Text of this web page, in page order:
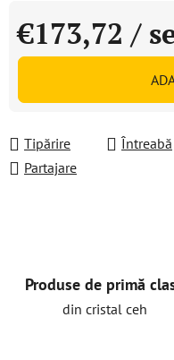
€173,72 /
Evaluare preţ:
Tipărire Întreabă
Partajare
Produse de primă
din cristal ceh